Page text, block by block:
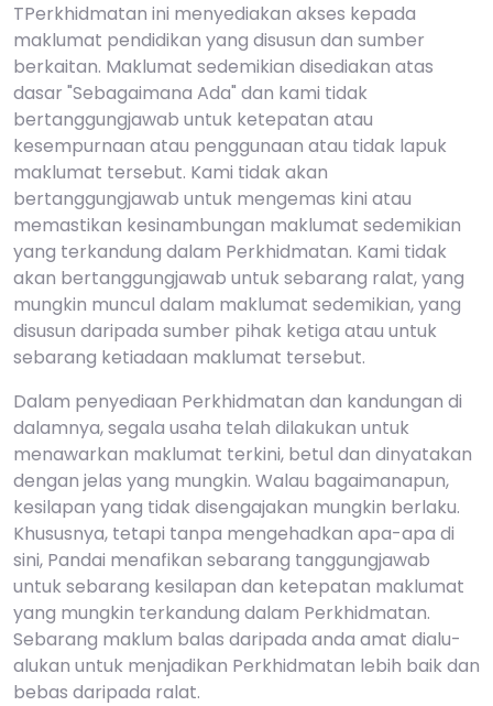
TPerkhidmatan ini menyediakan akses kepada
maklumat pendidikan yang disusun dan sumber
berkaitan. Maklumat sedemikian disediakan atas
dasar "Sebagaimana Ada" dan kami tidak
bertanggungjawab untuk ketepatan atau
kesempurnaan atau penggunaan atau tidak lapuk
maklumat tersebut. Kami tidak akan
bertanggungjawab untuk mengemas kini atau
memastikan kesinambungan maklumat sedemikian
yang terkandung dalam Perkhidmatan. Kami tidak
akan bertanggungjawab untuk sebarang ralat, yang
mungkin muncul dalam maklumat sedemikian, yang
disusun daripada sumber pihak ketiga atau untuk
sebarang ketiadaan maklumat tersebut.
Dalam penyediaan Perkhidmatan dan kandungan di
dalamnya, segala usaha telah dilakukan untuk
menawarkan maklumat terkini, betul dan dinyatakan
dengan jelas yang mungkin. Walau bagaimanapun,
kesilapan yang tidak disengajakan mungkin berlaku.
Khususnya, tetapi tanpa mengehadkan apa-apa di
sini, Pandai menafikan sebarang tanggungjawab
untuk sebarang kesilapan dan ketepatan maklumat
yang mungkin terkandung dalam Perkhidmatan.
Sebarang maklum balas daripada anda amat dialu-
alukan untuk menjadikan Perkhidmatan lebih baik dan
bebas daripada ralat.